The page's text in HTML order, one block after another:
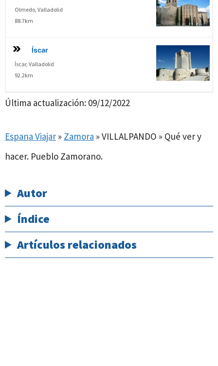
Olmedo, Valladolid
88.7km
Íscar
Íscar, Valladolid
92.2km
Última actualización: 09/12/2022
Espana Viajar » Zamora » VILLALPANDO » Qué ver y
hacer. Pueblo Zamorano.
Autor
Índice
Artículos relacionados